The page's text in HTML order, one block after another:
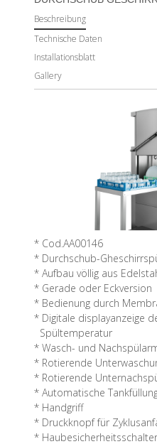
Beschreibung
Technische Daten
Installationsblatt
Gallery
* Cod.AA00146
* Durchschub-
* Aufbau völlig aus
* Gerade oder Eckversion
* Bedienung durch
* Digitale displayanzeige
Spültemperatur
* Wasch- und
* Rotierende
* Rotierende
* Automatische
* Handgriff
* Druckknopf für
* Haubesicherheitsschalter